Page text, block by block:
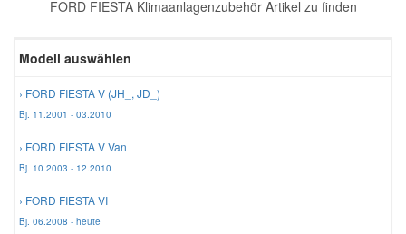
FORD FIESTA Klimaanlagenzubehör Artikel zu finden
Modell auswählen
› FORD FIESTA V (JH_, JD_)
Bj. 11.2001 - 03.2010
› FORD FIESTA V Van
Bj. 10.2003 - 12.2010
› FORD FIESTA VI
Bj. 06.2008 - heute
Zündanlage und Glühanlage